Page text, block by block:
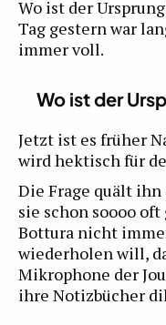
Wo ist der
Tag gestern war
immer voll.
Wo ist der
Jetzt ist es früher
wird hektisch für
Die Frage quält
sie schon soooo
Bottura nicht
wiederholen will,
Mikrophone der
ihre Notizbücher